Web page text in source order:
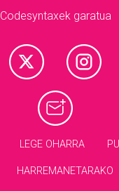
Codesyntaxek garatua
LEGE OHARRA
HARREMANETARAKO